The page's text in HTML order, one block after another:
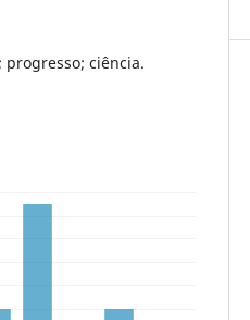
progresso; ciência.